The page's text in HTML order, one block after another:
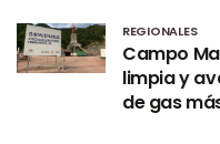
REGIONALES
Campo
limpia y
de gas